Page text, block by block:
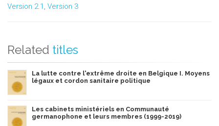
Version 2.1 , Version 3
Related titles
La lutte contre l'extrême droite en Belgique I. Moyens
légaux et cordon sanitaire politique
Les cabinets ministériels en Communauté
germanophone et leurs membres (1999-2019)